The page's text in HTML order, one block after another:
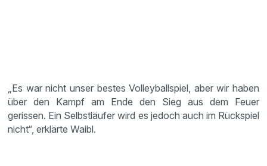
„Es war nicht unser bestes Volleyballspiel, aber wir haben
über den Kampf am Ende den Sieg aus dem Feuer
gerissen. Ein Selbstläufer wird es jedoch auch im Rückspiel
nicht“, erklärte Waibl.